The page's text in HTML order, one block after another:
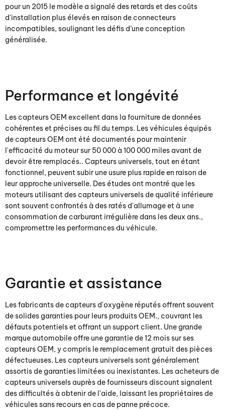
pour un 2015 le modèle a signalé des retards et des coûts
d'installation plus élevés en raison de connecteurs
incompatibles, soulignant les défis d’une conception
généralisée.
Performance et longévité
Les capteurs OEM excellent dans la fourniture de données
cohérentes et précises au fil du temps. Les véhicules équipés
de capteurs OEM ont été documentés pour maintenir
l'efficacité du moteur sur 50 000 à 100 000 miles avant de
devoir être remplacés.. Capteurs universels, tout en étant
fonctionnel, peuvent subir une usure plus rapide en raison de
leur approche universelle. Des études ont montré que les
moteurs utilisant des capteurs universels de qualité inférieure
sont souvent confrontés à des ratés d'allumage et à une
consommation de carburant irrégulière dans les deux ans.,
compromettre les performances du véhicule.
Garantie et assistance
Les fabricants de capteurs d'oxygène réputés offrent souvent
de solides garanties pour leurs produits OEM., couvrant les
défauts potentiels et offrant un support client. Une grande
marque automobile offre une garantie de 12 mois sur ses
capteurs OEM, y compris le remplacement gratuit des pièces
défectueuses. Les capteurs universels sont généralement
assortis de garanties limitées ou inexistantes. Les acheteurs de
capteurs universels auprès de fournisseurs discount signalent
des difficultés à obtenir de l'aide, laissant les propriétaires de
véhicules sans recours en cas de panne précoce.